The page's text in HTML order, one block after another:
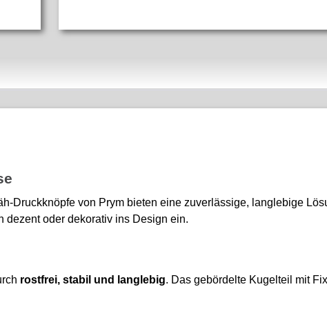
Druckknöpfe von Prym bieten eine zuverlässige, langlebige
dezent oder dekorativ ins Design ein.
rostfrei, stabil und langlebig. Das gebördelte Kugelteil mit